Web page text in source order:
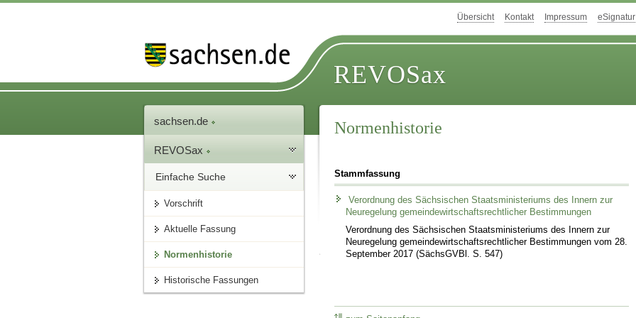
Übersicht Kontakt Impressum eSignatur
REVOSax
sachsen.de
REVOSax
Einfache Suche
Vorschrift
Aktuelle Fassung
Normenhistorie
Historische Fassungen
Normenhistorie
Stammfassung
Verordnung des Sächsischen Staatsministeriums des Innern zur
Neuregelung gemeindewirtschaftsrechtlicher Bestimmungen
Verordnung des Sächsischen Staatsministeriums des Innern zur
Neuregelung gemeindewirtschaftsrechtlicher Bestimmungen vom 28.
September 2017 (SächsGVBl. S. 547)